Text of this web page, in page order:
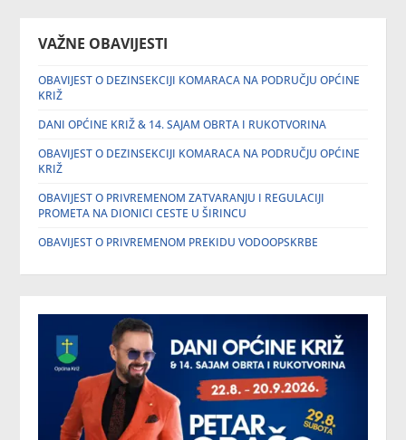
VAŽNE OBAVIJESTI
OBAVIJEST O DEZINSEKCIJI KOMARACA NA PODRUČJU OPĆINE
KRIŽ
DANI OPĆINE KRIŽ & 14. SAJAM OBRTA I RUKOTVORINA
OBAVIJEST O DEZINSEKCIJI KOMARACA NA PODRUČJU OPĆINE
KRIŽ
OBAVIJEST O PRIVREMENOM ZATVARANJU I REGULACIJI
PROMETA NA DIONICI CESTE U ŠIRINCU
OBAVIJEST O PRIVREMENOM PREKIDU VODOOPSKRBE